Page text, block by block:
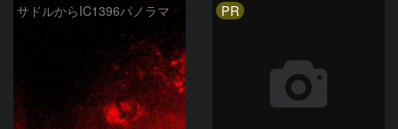
サドルからIC1396パノラマ PR